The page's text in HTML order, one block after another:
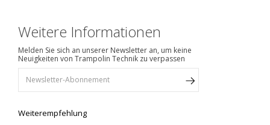
Weitere Informationen
Melden Sie sich an unserer Newsletter an, um keine
Neuigkeiten von Trampolin Technik zu verpassen
Weiterempfehlung